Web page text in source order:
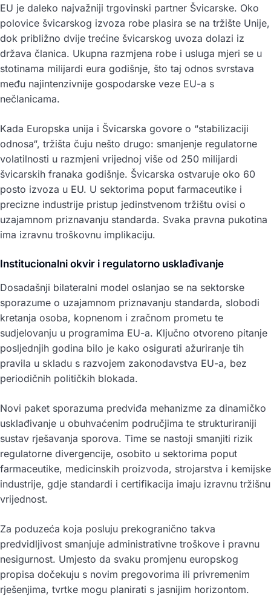
EU je daleko najvažniji trgovinski partner Švicarske. Oko
polovice švicarskog izvoza robe plasira se na tržište Unije,
dok približno dvije trećine švicarskog uvoza dolazi iz
država članica. Ukupna razmjena robe i usluga mjeri se u
stotinama milijardi eura godišnje, što taj odnos svrstava
među najintenzivnije gospodarske veze EU-a s
nečlanicama.
Kada Europska unija i Švicarska govore o “stabilizaciji
odnosa“, tržišta čuju nešto drugo: smanjenje regulatorne
volatilnosti u razmjeni vrijednoj više od 250 milijardi
švicarskih franaka godišnje. Švicarska ostvaruje oko 60
posto izvoza u EU. U sektorima poput farmaceutike i
precizne industrije pristup jedinstvenom tržištu ovisi o
uzajamnom priznavanju standarda. Svaka pravna pukotina
ima izravnu troškovnu implikaciju.
Institucionalni okvir i regulatorno usklađivanje
Dosadašnji bilateralni model oslanjao se na sektorske
sporazume o uzajamnom priznavanju standarda, slobodi
kretanja osoba, kopnenom i zračnom prometu te
sudjelovanju u programima EU-a. Ključno otvoreno pitanje
posljednjih godina bilo je kako osigurati ažuriranje tih
pravila u skladu s razvojem zakonodavstva EU-a, bez
periodičnih političkih blokada.
Novi paket sporazuma predviđa mehanizme za dinamičko
usklađivanje u obuhvaćenim područjima te strukturiraniji
sustav rješavanja sporova. Time se nastoji smanjiti rizik
regulatorne divergencije, osobito u sektorima poput
farmaceutike, medicinskih proizvoda, strojarstva i kemijske
industrije, gdje standardi i certifikacija imaju izravnu tržišnu
vrijednost.
Za poduzeća koja posluju prekogranično takva
predvidljivost smanjuje administrativne troškove i pravnu
nesigurnost. Umjesto da svaku promjenu europskog
propisa dočekuju s novim pregovorima ili privremenim
rješenjima, tvrtke mogu planirati s jasnijim horizontom.